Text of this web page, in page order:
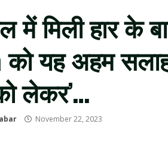
में मिली हार के
यह अहम
लेकर’…
November 22, 2023